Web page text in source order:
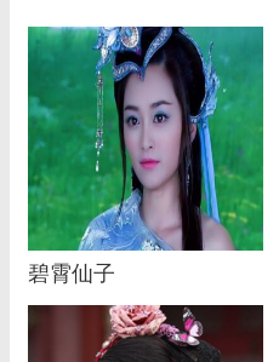
碧霄仙子